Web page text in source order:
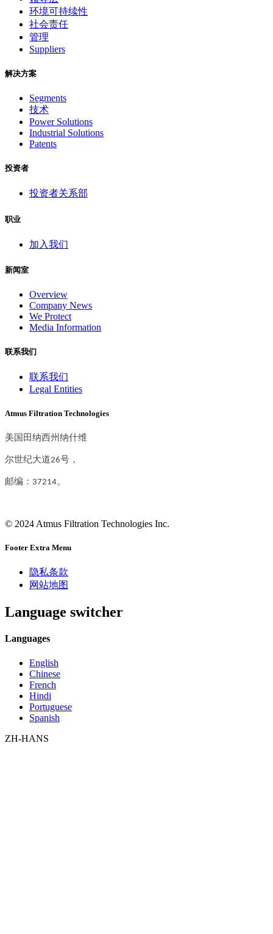
环境可持续性
社会责任
管理
Suppliers
解决方案
Segments
技术
Power Solutions
Industrial Solutions
Patents
投资者
投资者关系部
职业
加入我们
新闻室
Overview
Company News
We Protect
Media Information
联系我们
联系我们
Legal Entities
Atmus Filtration Technologies
美国田纳西州纳什维
尔世纪大道26号，
邮编：37214。
© 2024 Atmus Filtration Technologies Inc.
Footer Extra Menu
隐私条款
网站地图
Language switcher
Languages
English
Chinese
French
Hindi
Portuguese
Spanish
ZH-HANS